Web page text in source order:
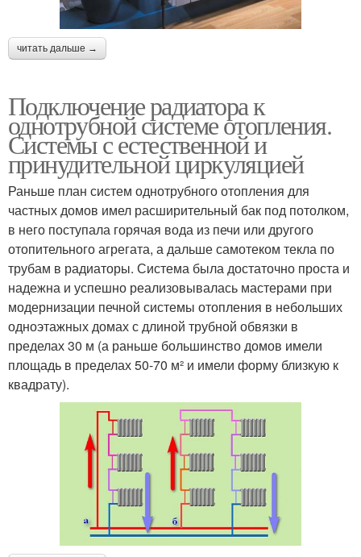
читать дальше →
Подключение радиатора к
однотрубной системе отопления.
Системы с естественной и
принудительной циркуляцией
Раньше план систем однотрубного отопления для
частных домов имел расширительный бак под потолком,
в него поступала горячая вода из печи или другого
отопительного агрегата, а дальше самотеком текла по
трубам в радиаторы. Система была достаточно проста и
надежна и успешно реализовывалась мастерами при
модернизации печной системы отопления в небольших
одноэтажных домах с длиной трубной обвязки в
пределах 30 м (а раньше большинство домов имели
площадь в пределах 50-70 м² и имели форму близкую к
квадрату).